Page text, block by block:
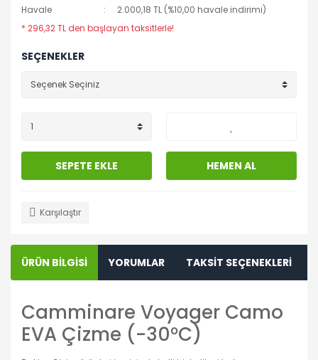
Havale
2.000,18 TL (%10,00 havale indirimi)
* 296,32 TL den başlayan taksitlerle!
SEÇENEKLER
SEPETE EKLE HEMEN AL
Karşılaştır
ÜRÜN BİLGİSİ YORUMLAR TAKSİT SEÇENEKLERİ
Camminare Voyager Camo
EVA Çizme (-30°C)